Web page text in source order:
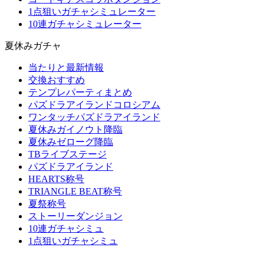
1点狙いガチャシミュレーター
10連ガチャシミュレーター
夏休みガチャ
当たりと最新情報
交換おすすめ
テンプレパーティまとめ
パズドラアイランドコロシアム
ワンタッチパズドラアイランド
夏休みガイノウト降臨
夏休みゼローグ降臨
TBライブステージ
パズドラアイランド
HEARTS称号
TRIANGLE BEAT称号
夏祭称号
ストーリーダンジョン
10連ガチャシミュ
1点狙いガチャシミュ